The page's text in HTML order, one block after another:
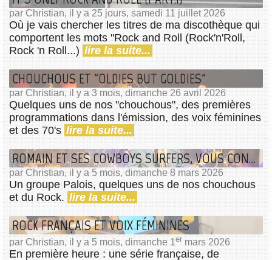
par Christian, il y a 25 jours, samedi 11 juillet 2026
Où je vais chercher les titres de ma discothèque qui
comportent les mots "Rock and Roll (Rock'n'Roll,
Rock 'n Roll...) lire la suite...
CHOUCHOUS ET "OLDIES BUT GOLDIES"
par Christian, il y a 3 mois, dimanche 26 avril 2026
Quelques uns de nos "chouchous", des premières
programmations dans l'émission, des voix féminines
et des 70's lire la suite...
ROMAIN ET SES COWBOYS SURFERS, VOUS CONNAISSEZ ?
par Christian, il y a 5 mois, dimanche 8 mars 2026
Un groupe Palois, quelques uns de nos chouchous
et du Rock. lire la suite...
ROCK FRANÇAIS ET VOIX FÉMININES
par Christian, il y a 5 mois, dimanche 1er mars 2026
En première heure : une série française, de